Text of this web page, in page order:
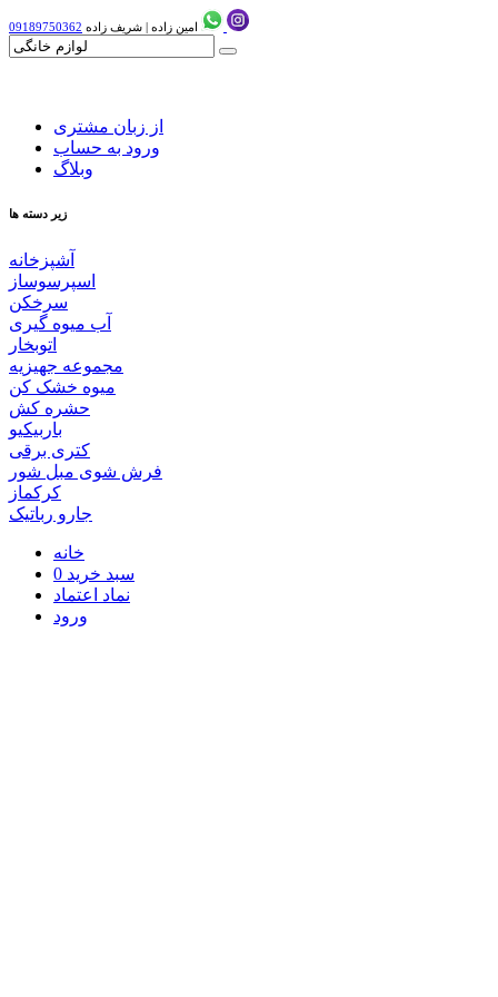
09189750362 امین زاده | شریف زاده
از زبان مشتری
ورود به حساب
وبلاگ
زیر دسته ها
آشپزخانه
اسپرسوساز
سرخکن
آب میوه گیری
اتوبخار
مجموعه جهیزیه
میوه خشک کن
حشره کش
باربیکیو
کتری برقی
فرش شوی مبل شور
کرکماز
جارو رباتیک
خانه
0 سبد خرید
نماد اعتماد
ورود